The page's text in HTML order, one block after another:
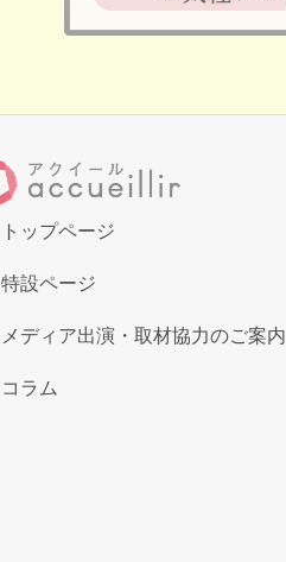
トップページ
特設ページ
メディア出演・取材協力のご案内
コラム